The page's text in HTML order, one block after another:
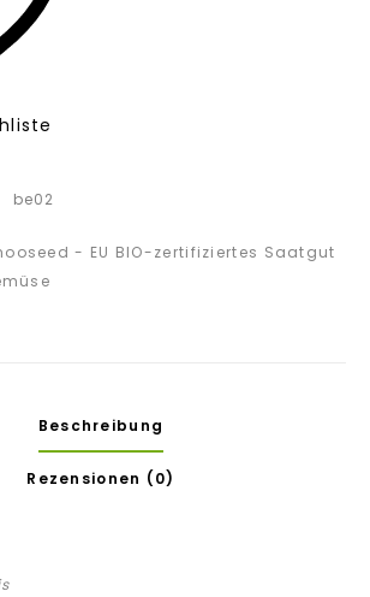
be02
- EU BIO-zertifiziertes Saatgut
Beschreibung
Rezensionen (0)